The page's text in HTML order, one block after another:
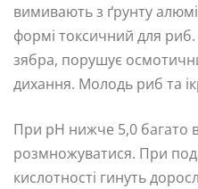
вимивають з ґрунту
формі токсичний для
зябра, порушує
дихання. Молодь риб та
При pH нижче 5,0 багато
розмножуватися. При
кислотності гинуть